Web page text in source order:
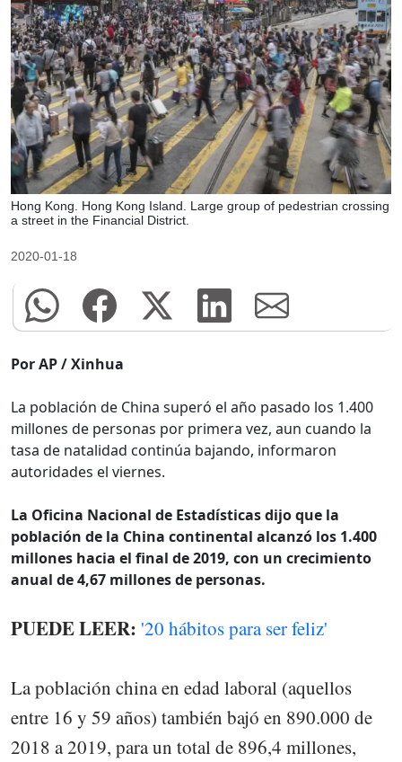
Hong Kong. Hong Kong Island. Large group of pedestrian crossing
a street in the Financial District.
2020-01-18
Por AP / Xinhua
La población de China superó el año pasado los 1.400
millones de personas por primera vez, aun cuando la
tasa de natalidad continúa bajando, informaron
autoridades el viernes.
La Oficina Nacional de Estadísticas dijo que la
población de la China continental alcanzó los 1.400
millones hacia el final de 2019, con un crecimiento
anual de 4,67 millones de personas.
PUEDE LEER: '20 hábitos para ser feliz'
La población china en edad laboral (aquellos
entre 16 y 59 años) también bajó en 890.000 de
2018 a 2019, para un total de 896,4 millones,